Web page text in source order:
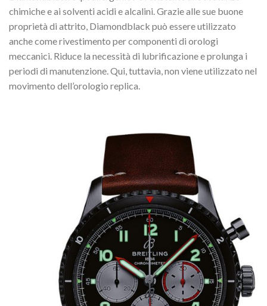
chimiche e ai solventi acidi e alcalini. Grazie alle sue buone
proprietà di attrito, Diamondblack può essere utilizzato
anche come rivestimento per componenti di orologi
meccanici. Riduce la necessità di lubrificazione e prolunga i
periodi di manutenzione. Qui, tuttavia, non viene utilizzato nel
movimento dell’orologio replica.